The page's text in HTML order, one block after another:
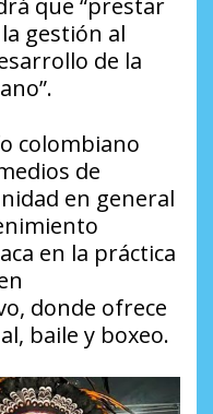
que “prestar
gestión al
de la
colombiano
de
en general
en la práctica
donde ofrece
baile y boxeo.